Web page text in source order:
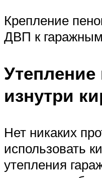
Крепление
ДВП к
Утепление
изнутри
Нет никаких
использовать
утепления